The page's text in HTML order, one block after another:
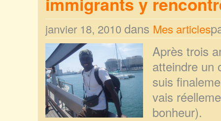
janvier 18, 2010 dans Mes articles
Après trois
atteindre un
suis
vais
bonheur).